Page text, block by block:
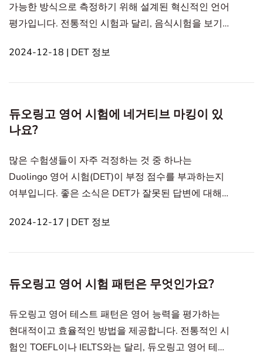
가능한 방식으로 측정하기 위해 설계된 혁신적인 언어
평가입니다. 전통적인 시험과 달리, 음식시험을 보기
DET는 완전히 온라인으로 진행됩니다. 이러한 독특한
전 온라인 및 원격 친화적 경험2. 온라인 형식의 장
점 듀오링고 영어 시험에서완전 온라인 및 원격 친화
적 경험 DET를 치르는 것은’복잡한 일정 조정이
2024-12-18 | DET 정보
듀오링고 영어 시험에 네거티브 마킹이 있
나요?
많은 수험생들이 자주 걱정하는 것 중 하나는
Duolingo 영어 시험(DET)이 부정 점수를 부과하는지
여부입니다. 좋은 소식은 DET가 잘못된 답변에 대해
시스템은 수험생이 실수를 해서 점수를 잃을까 두려워
this article1. Duolingo 영어 시험의 점수 시스템은 어
떻게 작동하나요?2. 왜 Duolingo 영어 시험에는 부정
점수가 없나요?3. Duolingo
2024-12-17 | DET 정보
듀오링고 영어 시험 패턴은 무엇인가요?
듀오링고 영어 테스트 패턴은 영어 능력을 평가하는
현대적이고 효율적인 방법을 제공합니다. 전통적인 시
험인 TOEFL이나 IELTS와는 달리, 듀오링고 영어 테스